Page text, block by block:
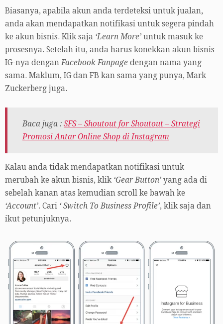
Biasanya, apabila akun anda terdeteksi untuk jualan,
anda akan mendapatkan notifikasi untuk segera pindah
ke akun bisnis. Klik saja ‘Learn More’ untuk masuk ke
prosesnya. Setelah itu, anda harus konekkan akun bisnis
IG-nya dengan Facebook Fanpage dengan nama yang
sama. Maklum, IG dan FB kan sama yang punya, Mark
Zuckerberg juga.
Baca juga : SFS – Shoutout for Shoutout – Strategi
Promosi Antar Online Shop di Instagram
Kalau anda tidak mendapatkan notifikasi untuk
merubah ke akun bisnis, klik ‘Gear Button’ yang ada di
sebelah kanan atas kemudian scroll ke bawah ke
‘Account’. Cari ‘ Switch To Business Profile’, klik saja dan
ikut petunjuknya.